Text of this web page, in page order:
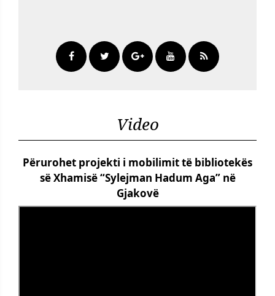
Video
Përurohet projekti i mobilimit të bibliotekës
së Xhamisë “Sylejman Hadum Aga” në
Gjakovë